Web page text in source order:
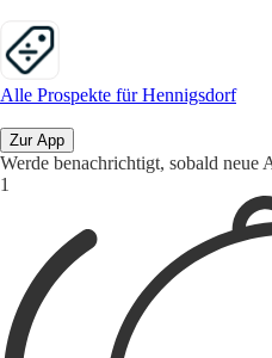
Alle Prospekte für Hennigsdorf
Zur App
Werde benachrichtigt, sobald neue